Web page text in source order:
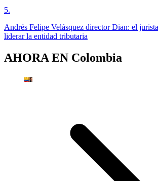
5.
Andrés Felipe Velásquez director Dian: el
liderar la entidad tributaria
AHORA EN Colombia